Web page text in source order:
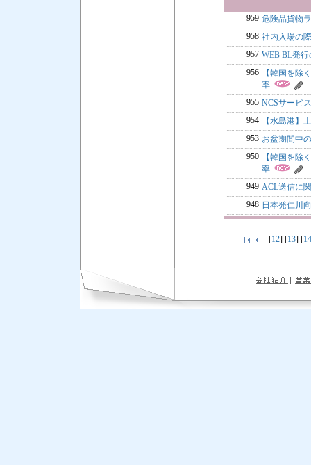
959 危険品貨物
958 社内入場の
957 WEB BL発
956
【韓国を除
率
955 NCSサービ
954
【水島港】
953 お盆期間中
950
【韓国を除
率
949 ACL送信に
948 日本発仁川
[12] [13] [14